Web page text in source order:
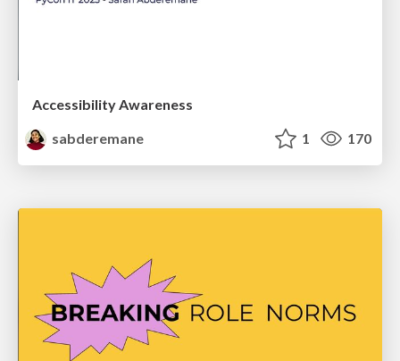
Accessibility Awareness
sabderemane
1 170